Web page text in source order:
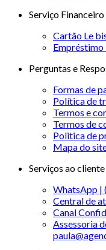
Serviço Financeiro
Cartão Le
Perguntas e
Formas de
Política de
Termos e
Termos de
Politica de
Mapa do
Serviços ao cliente
WhatsApp |
Central de
Canal
Assessoria